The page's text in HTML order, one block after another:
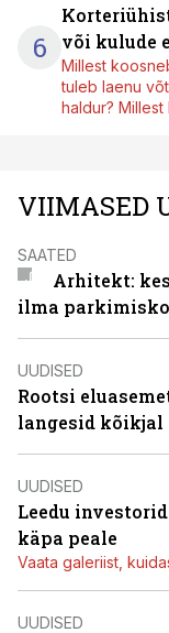
6
või kulude
Millest
tuleb laenu
haldur?
VIIMASED
SAATED
Arhitekt:
ilma
UUDISED
Rootsi
langesid kõikjal
UUDISED
Leedu
käpa peale
Vaata galeriist,
UUDISED